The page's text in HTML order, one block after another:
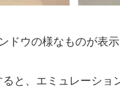
ウの様なものが表示
と、エミュレーショ